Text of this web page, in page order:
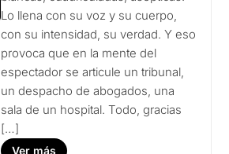
Lo llena con su voz y su cuerpo,
con su intensidad, su verdad. Y eso
provoca que en la mente del
espectador se articule un tribunal,
un despacho de abogados, una
sala de un hospital. Todo, gracias
[…]
Ver más